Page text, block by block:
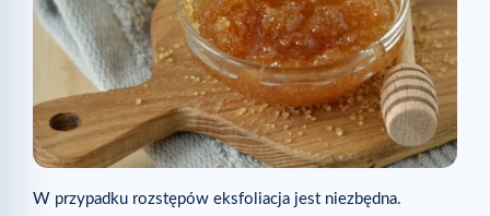
W przypadku rozstępów eksfoliacja jest niezbędna.